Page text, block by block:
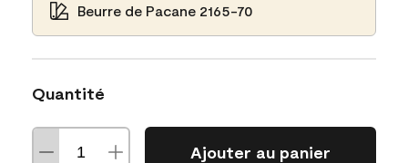
Beurre de Pacane 2165-70
Quantité
Ajouter au panier